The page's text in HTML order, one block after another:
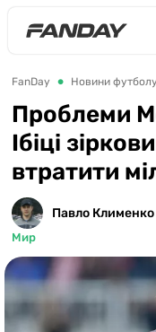
FanDay Новини футболу
Проблеми
Ібіці
втратити
Павло Клименко
Мир